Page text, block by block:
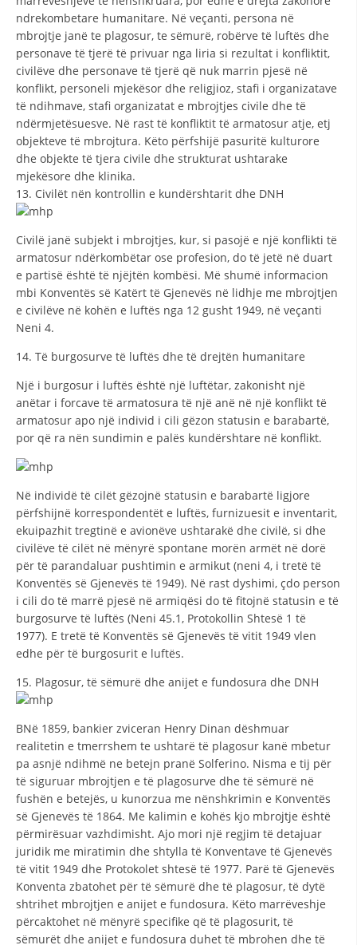
ndrekombetare humanitare. Në veçanti, persona në
mbrojtje janë te plagosur, te sëmurë, robërve të luftës dhe
personave të tjerë të privuar nga liria si rezultat i konfliktit,
civilëve dhe personave të tjerë që nuk marrin pjesë në
konflikt, personeli mjekësor dhe religjioz, stafi i organizatave
të ndihmave, stafi organizatat e mbrojtjes civile dhe të
ndërmjetësuesve. Në rast të konfliktit të armatosur atje, etj
objekteve të mbrojtura. Këto përfshijë pasuritë kulturore
dhe objekte të tjera civile dhe strukturat ushtarake
mjekësore dhe klinika.
13. Civilët nën kontrollin e kundërshtarit dhe DNH
Civilë janë subjekt i mbrojtjes, kur, si pasojë e një konflikti të
armatosur ndërkombëtar ose profesion, do të jetë në duart
e partisë është të njëjtën kombësi. Më shumë informacion
mbi Konventës së Katërt të Gjenevës në lidhje me mbrojtjen
e civilëve në kohën e luftës nga 12 gusht 1949, në veçanti
Neni 4.
14. Të burgosurve të luftës dhe të drejtën humanitare
Një i burgosur i luftës është një luftëtar, zakonisht një
anëtar i forcave të armatosura të një anë në një konflikt të
armatosur apo një individ i cili gëzon statusin e barabartë,
por që ra nën sundimin e palës kundërshtare në konflikt.
Në individë të cilët gëzojnë statusin e barabartë ligjore
përfshijnë korrespondentët e luftës, furnizuesit e inventarit,
ekuipazhit tregtinë e avionëve ushtarakë dhe civilë, si dhe
civilëve të cilët në mënyrë spontane morën armët në dorë
për të parandaluar pushtimin e armikut (neni 4, i tretë të
Konventës së Gjenevës të 1949). Në rast dyshimi, çdo person
i cili do të marrë pjesë në armiqësi do të fitojnë statusin e të
burgosurve të luftës (Neni 45.1, Protokollin Shtesë 1 të
1977). E tretë të Konventës së Gjenevës të vitit 1949 vlen
edhe për të burgosurit e luftës.
15. Plagosur, të sëmurë dhe anijet e fundosura dhe DNH
ВNë 1859, bankier zviceran Henry Dinan dëshmuar
realitetin e tmerrshem te ushtarë të plagosur kanë mbetur
pa asnjë ndihmë ne betejn pranë Solferino. Nisma e tij për
të siguruar mbrojtjen e të plagosurve dhe të sëmurë në
fushën e betejës, u kunorzua me nënshkrimin e Konventës
së Gjenevës të 1864. Me kalimin e kohës kjo mbrojtje është
përmirësuar vazhdimisht. Ajo mori një regjim të detajuar
juridik me miratimin dhe shtylla të Konventave të Gjenevës
të vitit 1949 dhe Protokolet shtesë të 1977. Parë të Gjenevës
Konventa zbatohet për të sëmurë dhe të plagosur, të dytë
shtrihet mbrojtjen e anijet e fundosura. Këto marrëveshje
përcaktohet në mënyrë specifike që të plagosurit, të
sëmurët dhe anijet e fundosura duhet të mbrohen dhe të